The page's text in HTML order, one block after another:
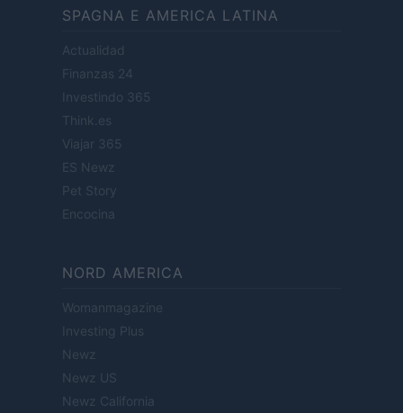
SPAGNA E AMERICA LATINA
Actualidad
Finanzas 24
Investindo 365
Think.es
Viajar 365
ES Newz
Pet Story
Encocina
NORD AMERICA
Womanmagazine
Investing Plus
Newz
Newz US
Newz California